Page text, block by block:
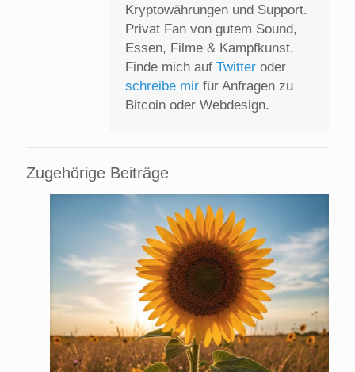
Kryptowährungen und Support.
Privat Fan von gutem Sound,
Essen, Filme & Kampfkunst.
Finde mich auf Twitter oder
schreibe mir für Anfragen zu
Bitcoin oder Webdesign.
Zugehörige Beiträge